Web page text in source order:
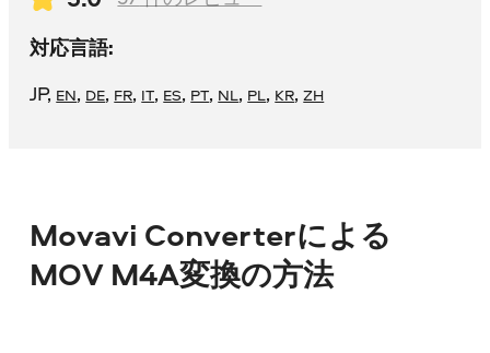
対応言語:
JP, EN, DE, FR, IT, ES, PT, NL, PL, KR,ZH
Movavi Converterによる
MOV M4A変換の方法